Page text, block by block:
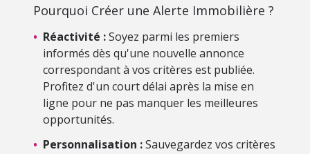
Pourquoi Créer une Alerte Immobilière ?
• Réactivité :Soyez parmi les premiers
informés dès qu'une nouvelle annonce
correspondant à vos critères est publiée.
Profitez d'un court délai après la mise en
ligne pour ne pas manquer les meilleures
opportunités.
• Personnalisation :Sauvegardez vos critères